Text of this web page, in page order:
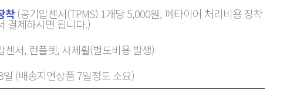
착(공기압센서(TPMS) 1개당 5,000원, 폐타이어 처리비용 장착
결제하시면 됩니다.)
센서, 런플렛, 사제휠(별도비용 발생)
일 (배송지연상품 7일정도 소요)